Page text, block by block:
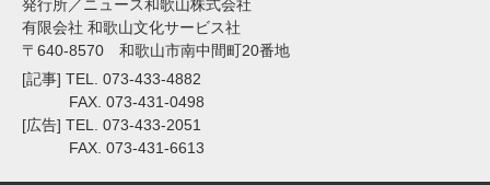
発行所／ニュース和歌山株式会社
有限会社 和歌山文化サービス社
〒640-8570 和歌山市南中間町20番地
[記事] TEL. 073-433-4882
FAX. 073-431-0498
[広告] TEL. 073-433-2051
FAX. 073-431-6613